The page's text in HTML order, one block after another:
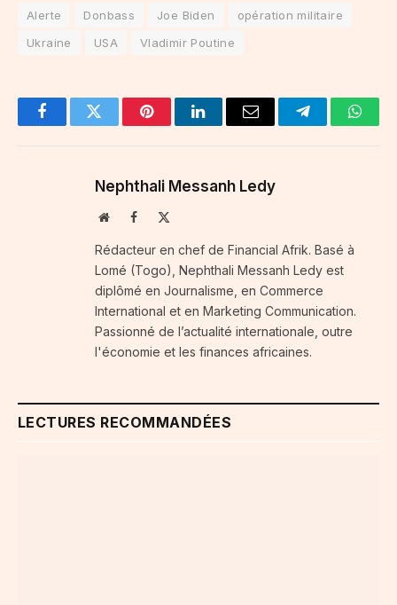
Alerte Donbass Joe Biden
opération militaire
Ukraine
USA Vladimir Poutine
FacebookTwitter PinterestLinkedInEmail Telegram
Nephthali Messanh Ledy
WebsiteFacebook
Rédacteur en chef de Financial Afrik. Basé à
Lomé (Togo), Nephthali Messanh Ledy est
diplômé en Journalisme, en Commerce
International et en Marketing Communication.
Passionné de l’actualité internationale, outre
l'économie et les finances africaines.
LECTURES RECOMMANDÉES